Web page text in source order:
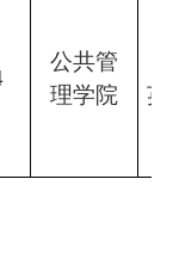
公共管
理学院